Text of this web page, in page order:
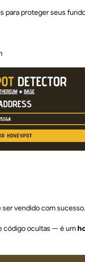
para proteger seus
vendido com sucesso.
código ocultas — é um